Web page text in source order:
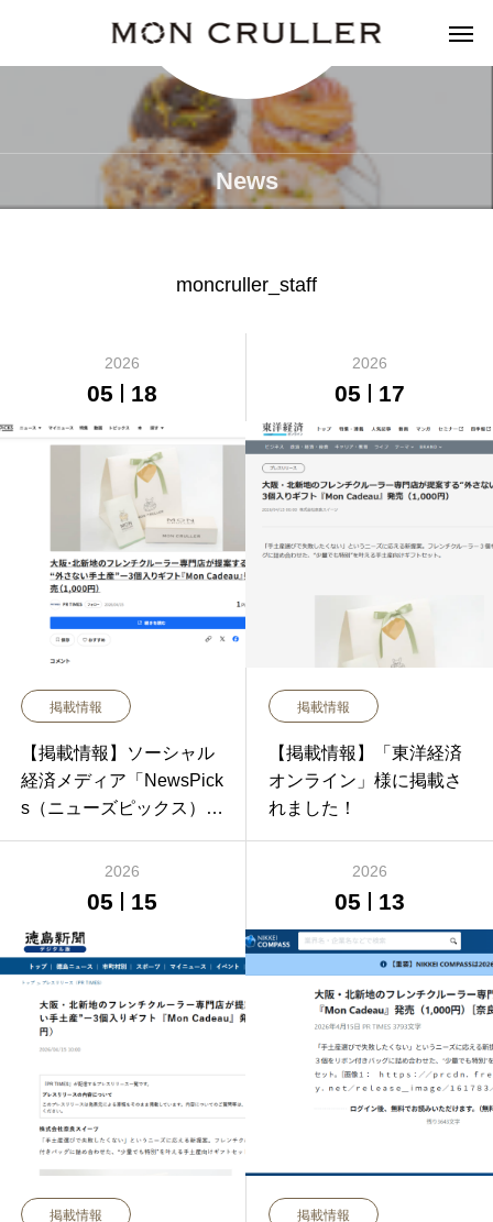
News
moncruller_staff
2026
05 18
掲載情報
【掲載情報】ソーシャル
経済メディア「NewsPick
s（ニューズピックス）」
2026
05 17
掲載情報
【掲載情報】「東洋経済
オンライン」様に掲載さ
れました！
2026
05 15
掲載情報
2026
05 13
掲載情報